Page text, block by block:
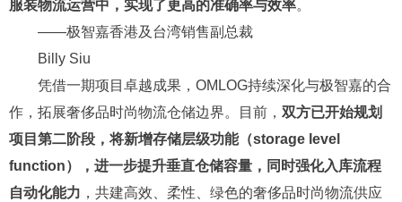
服装物流运营中，实现了更高的准确率与效率。
——极智嘉香港及台湾销售副总裁
Billy Siu
凭借一期项目卓越成果，OMLOG持续深化与极智嘉的合
作，拓展奢侈品时尚物流仓储边界。目前， 双方已开始规划
项目第二阶段，将新增存储层级功能（storage level
function），进一步提升垂直仓储容量，同时强化入库流程
自动化能力 ，共建高效、柔性、绿色的奢侈品时尚物流供应